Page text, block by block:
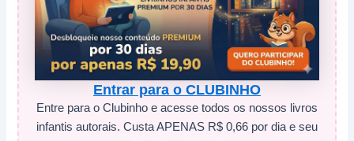
Entrar para o CLUBINHO
Entre para o Clubinho e acesse todos os nossos livros
infantis autorais. Custa APENAS R$ 0,66 por dia e seu